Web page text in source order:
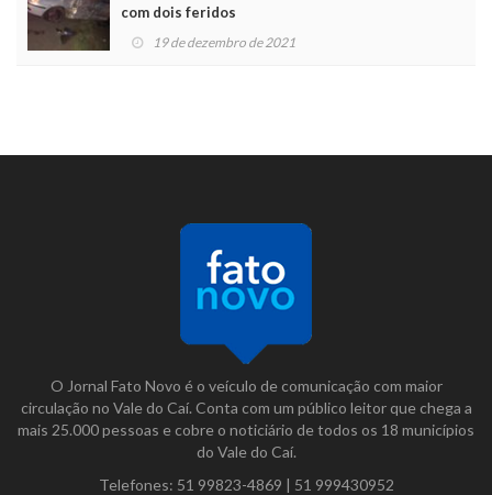
com dois feridos
19 de dezembro de 2021
O Jornal Fato Novo é o veículo de comunicação com maior
circulação no Vale do Caí. Conta com um público leitor que chega a
mais 25.000 pessoas e cobre o noticiário de todos os 18 municípios
do Vale do Caí.
Telefones: 51 99823-4869 | 51 999430952